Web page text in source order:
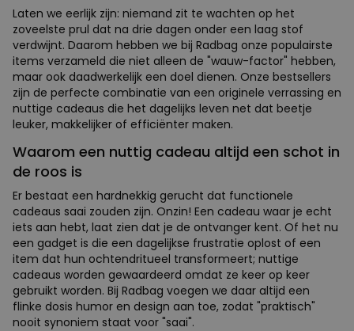
Laten we eerlijk zijn: niemand zit te wachten op het
zoveelste prul dat na drie dagen onder een laag stof
verdwijnt. Daarom hebben we bij Radbag onze populairste
items verzameld die niet alleen de "wauw-factor" hebben,
maar ook daadwerkelijk een doel dienen. Onze bestsellers
zijn de perfecte combinatie van een originele verrassing en
nuttige cadeaus die het dagelijks leven net dat beetje
leuker, makkelijker of efficiënter maken.
Waarom een nuttig cadeau altijd een schot in
de roos is
Er bestaat een hardnekkig gerucht dat functionele
cadeaus saai zouden zijn. Onzin! Een cadeau waar je echt
iets aan hebt, laat zien dat je de ontvanger kent. Of het nu
een gadget is die een dagelijkse frustratie oplost of een
item dat hun ochtendritueel transformeert; nuttige
cadeaus worden gewaardeerd omdat ze keer op keer
gebruikt worden. Bij Radbag voegen we daar altijd een
flinke dosis humor en design aan toe, zodat "praktisch"
nooit synoniem staat voor "saai".